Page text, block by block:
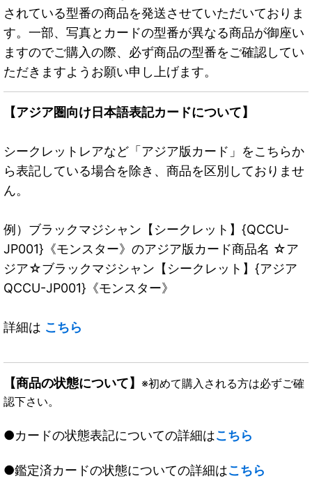
されている型番の商品を発送させていただいておりま
す。一部、写真とカードの型番が異なる商品が御座い
ますのでご購入の際、必ず商品の型番をご確認してい
ただきますようお願い申し上げます。
【アジア圏向け日本語表記カードについて】
シークレットレアなど「アジア版カード」をこちらか
ら表記している場合を除き、商品を区別しておりませ
ん。
例）ブラックマジシャン【シークレット】{QCCU-
JP001}《モンスター》のアジア版カード商品名 ☆ア
ジア☆ブラックマジシャン【シークレット】{アジア
QCCU-JP001}《モンスター》
詳細は こちら
【商品の状態について】 ※初めて購入される方は必ずご確
認下さい。
●カードの状態表記についての詳細はこちら
●鑑定済カードの状態についての詳細はこちら